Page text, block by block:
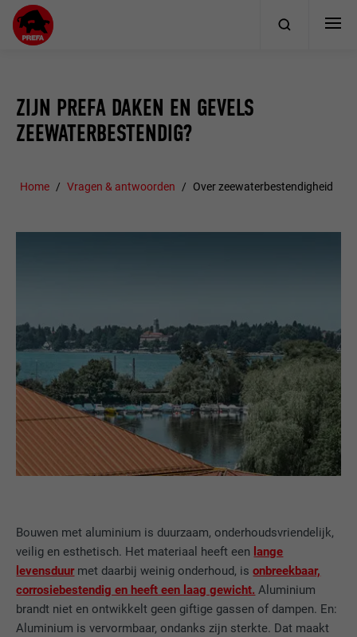
ZIJN PREFA DAKEN EN GEVELS
ZEEWATERBESTENDIG?
Home Vragen & antwoorden Over zeewaterbestendigheid
Bouwen met aluminium is duurzaam, onderhoudsvriendelijk,
veilig en esthetisch. Het materiaal heeft een lange
levensduurmet daarbij weinig onderhoud, isonbreekbaar,
corrosiebestendig en heeft een laag gewicht. Aluminium
brandt niet en ontwikkelt geen giftige gassen of dampen. En:
Aluminium is vervormbaar, ondanks zijn sterkte. Dat maakt